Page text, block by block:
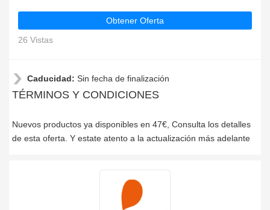
Obtener Oferta
26 Vistas
Caducidad: Sin fecha de finalización
TÉRMINOS Y CONDICIONES
Nuevos productos ya disponibles en 47€, Consulta los detalles
de esta oferta. Y estate atento a la actualización más adelante